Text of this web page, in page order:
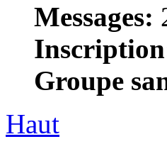
Messages:
Groupe
Haut